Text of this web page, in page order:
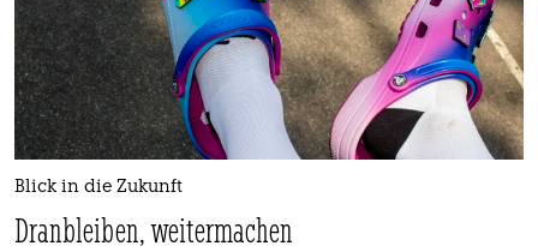
Blick in die Zukunft
Dranbleiben, weitermachen